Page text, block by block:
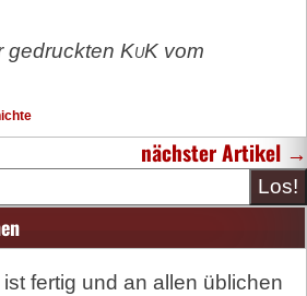
gedruckten KuKvom
nächster Artikel →
fertig und an allen üblichen